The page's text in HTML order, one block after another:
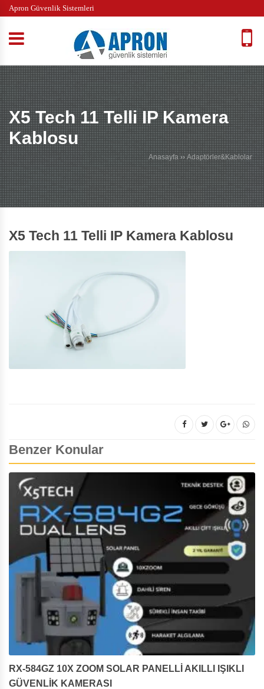
Apron Güvenlik Sistemleri
X5 Tech 11 Telli IP Kamera
Kablosu
Anasayfa ››Adaptörler&Kablolar
X5 Tech 11 Telli IP Kamera Kablosu
Benzer Konular
RX-584GZ 10X ZOOM SOLAR PANELLİ AKILLI IŞIKLI
GÜVENLİK KAMERASI